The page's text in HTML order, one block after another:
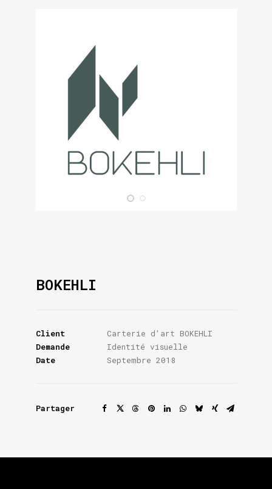
BOKEHLI
Client
Carterie d'art BOKEHLI
Demande
Identité visuelle
Date
Septembre 2018
Partager